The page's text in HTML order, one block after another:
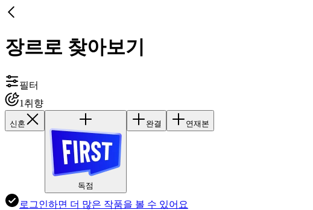
장르로 찾아보기
필터
1 취향
신혼
독점
완결 연재본
로그인하면 더 많은 작품을 볼 수 있어요